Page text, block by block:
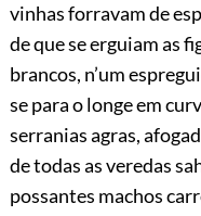
vinhas forravam de
de que se erguiam as
brancos, n’um
se para o longe em
serranias agras,
de todas as veredas
possantes machos